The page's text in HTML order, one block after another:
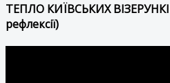
ТЕПЛО КИЇВСЬКИХ
рефлексії)